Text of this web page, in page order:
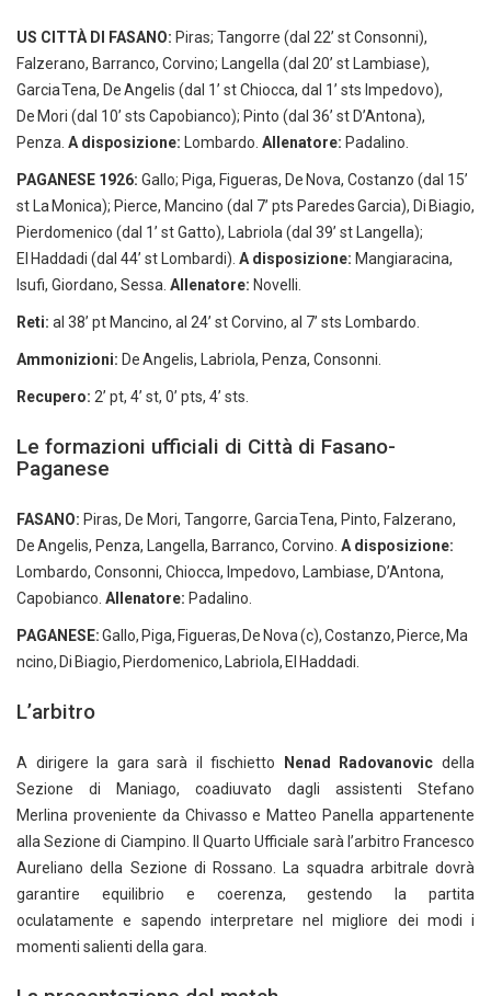
US CITTÀ DI FASANO: Piras; Tangorre (dal 22’ st Consonni),
Falzerano, Barranco, Corvino; Langella (dal 20’ st Lambiase),
Garcia Tena, De Angelis (dal 1’ st Chiocca, dal 1’ sts Impedovo),
De Mori (dal 10’ sts Capobianco); Pinto (dal 36’ st D’Antona),
Penza. A disposizione: Lombardo. Allenatore: Padalino.
PAGANESE 1926: Gallo; Piga, Figueras, De Nova, Costanzo (dal 15’
st La Monica); Pierce, Mancino (dal 7’ pts Paredes Garcia), Di Biagio,
Pierdomenico (dal 1’ st Gatto), Labriola (dal 39’ st Langella);
El Haddadi (dal 44’ st Lombardi). A disposizione: Mangiaracina,
Isufi, Giordano, Sessa. Allenatore: Novelli.
Reti: al 38’ pt Mancino, al 24’ st Corvino, al 7’ sts Lombardo.
Ammonizioni: De Angelis, Labriola, Penza, Consonni.
Recupero: 2’ pt, 4’ st, 0’ pts, 4’ sts.
Le formazioni ufficiali di Città di Fasano-
Paganese
FASANO: Piras, De Mori, Tangorre, Garcia Tena, Pinto, Falzerano,
De Angelis, Penza, Langella, Barranco, Corvino. A disposizione:
Lombardo, Consonni, Chiocca, Impedovo, Lambiase, D’Antona,
Capobianco. Allenatore: Padalino.
PAGANESE:Gallo, Piga, Figueras, De Nova (c), Costanzo, Pierce, Ma
ncino, Di Biagio, Pierdomenico, Labriola, El Haddadi.
L’arbitro
A dirigere la gara sarà il fischietto Nenad Radovanovic della
Sezione di Maniago, coadiuvato dagli assistenti Stefano
Merlina proveniente da Chivasso e Matteo Panella appartenente
alla Sezione di Ciampino. Il Quarto Ufficiale sarà l’arbitro Francesco
Aureliano della Sezione di Rossano. La squadra arbitrale dovrà
garantire equilibrio e coerenza, gestendo la partita
oculatamente e sapendo interpretare nel migliore dei modi i
momenti salienti della gara.